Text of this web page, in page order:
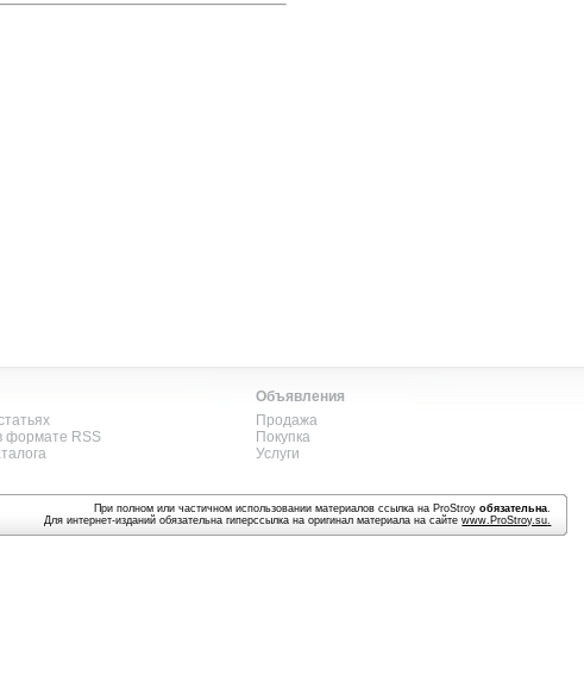
формате RSS
Объявления
Продажа
Покупка
Услуги
При полном или частичном использовании материалов ссылка на ProStroyобязательна.
Для интернет-изданий обязательна гиперссылка на оригинал материала на сайтеwww.ProStroy.su.